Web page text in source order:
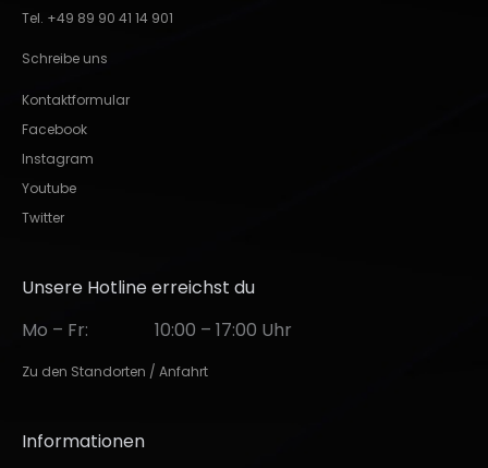
Tel. +49 89 90 41 14 901
Schreibe uns
Kontaktformular
Facebook
Instagram
Youtube
Twitter
Unsere Hotline erreichst du
Mo – Fr:
10:00 – 17:00 Uhr
Zu den Standorten / Anfahrt
Informationen